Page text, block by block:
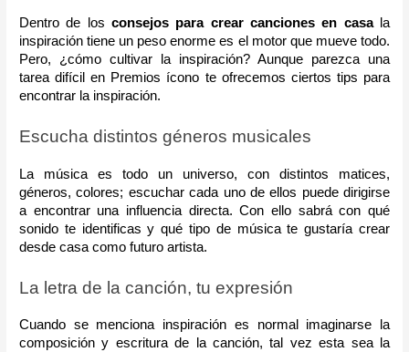
Dentro de los consejos para crear canciones en casa la
inspiración tiene un peso enorme es el motor que mueve todo.
Pero, ¿cómo cultivar la inspiración? Aunque parezca una
tarea difícil en Premios ícono te ofrecemos ciertos tips para
encontrar la inspiración.
Escucha distintos géneros musicales
La música es todo un universo, con distintos matices,
géneros, colores; escuchar cada uno de ellos puede dirigirse
a encontrar una influencia directa. Con ello sabrá con qué
sonido te identificas y qué tipo de música te gustaría crear
desde casa como futuro artista.
La letra de la canción, tu expresión
Cuando se menciona inspiración es normal imaginarse la
composición y escritura de la canción, tal vez esta sea la